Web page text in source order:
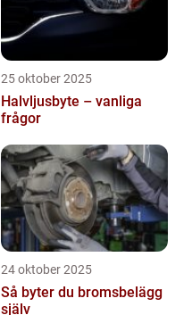
25 oktober 2025
Halvljusbyte – vanliga
frågor
24 oktober 2025
Så byter du bromsbelägg
själv